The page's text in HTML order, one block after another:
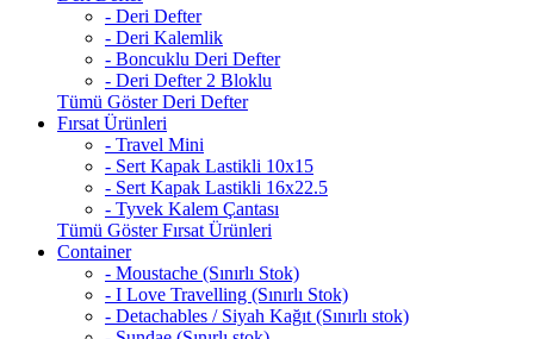
- Deri Defter
- Deri Kalemlik
- Boncuklu Deri Defter
- Deri Defter 2 Bloklu
Tümü Göster Deri Defter
Fırsat Ürünleri
- Travel Mini
- Sert Kapak Lastikli 10x15
- Sert Kapak Lastikli 16x22.5
- Tyvek Kalem Çantası
Tümü Göster Fırsat Ürünleri
Container
- Moustache (Sınırlı Stok)
- I Love Travelling (Sınırlı Stok)
- Detachables / Siyah Kağıt (Sınırlı stok)